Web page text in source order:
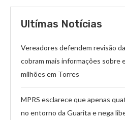
Ultímas Notícias
Vereadores defendem revisão
cobram mais informações sobre
milhões em Torres
MPRS esclarece que apenas
no entorno da Guarita e nega